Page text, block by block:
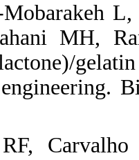
33. Ghasemi-
M, Nasr-
poly(3-
nerve tissue
34. Pereira